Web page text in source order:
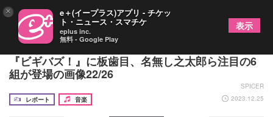
新たなバズを生み出す！大阪音楽大学の学生企画
『ビギバズ！』に板歯目、名無し之太郎ら注目の6
組が登場の画像22/26
SPICER
レポート
音楽 2023.12.25
× e＋(イープラス)アプリ - チケッ
ト・ニュース・スマチケ
eplus inc.
無料 - Google Play
表示